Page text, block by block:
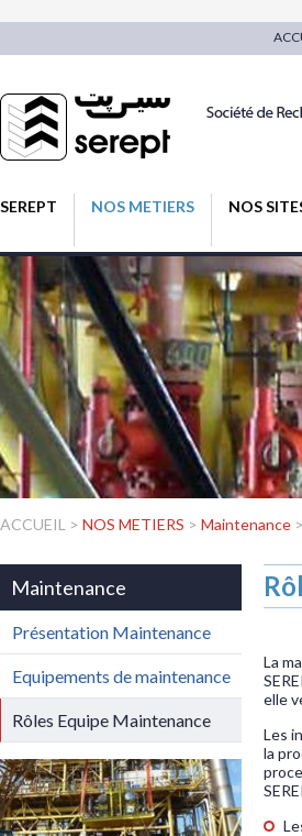
NOS METIERS NOS
ACCUEIL > NOS METIERS > Maintenance >
La
elle
Les
la
Maintenance
Présentation Maintenance
Equipements de maintenance
Rôles Equipe Maintenance